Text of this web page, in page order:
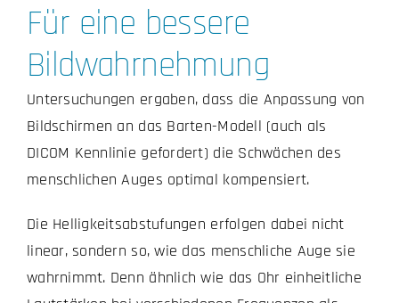
Für eine bessere
Bildwahrnehmung
Untersuchungen ergaben, dass die Anpassung von
Bildschirmen an das Barten-Modell (auch als
DICOM Kennlinie gefordert) die Schwächen des
menschlichen Auges optimal kompensiert.
Die Helligkeitsabstufungen erfolgen dabei nicht
linear, sondern so, wie das menschliche Auge sie
wahrnimmt. Denn ähnlich wie das Ohr einheitliche